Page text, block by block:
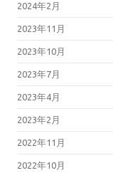
2024年2月
2023年11月
2023年10月
2023年7月
2023年4月
2023年2月
2022年11月
2022年10月